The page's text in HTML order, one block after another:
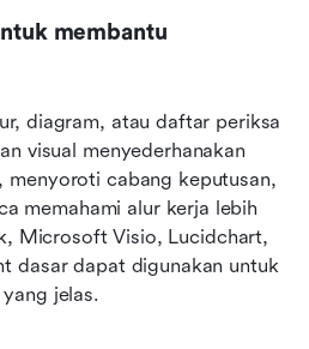
membantu
diagram, atau daftar periksa
visual menyederhanakan
menyoroti cabang keputusan,
memahami alur kerja lebih
Microsoft Visio, Lucidchart,
dasar dapat digunakan untuk
jelas.